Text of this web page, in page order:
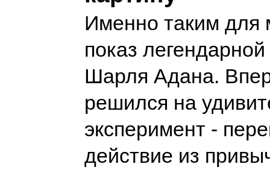
Именно таким для
показ
Шарля Адана.
решился на
эксперимент -
действие из